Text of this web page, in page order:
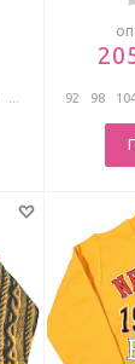
92 98